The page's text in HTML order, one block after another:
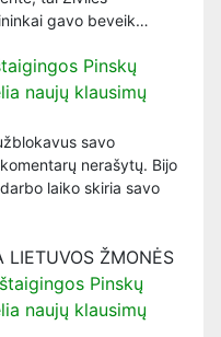
gavo beveik…
Pinskų
naujų klausimų
savo
nerašytų. Bijo
laiko skiria savo
LIETUVOS ŽMONĖS
Pinskų
naujų klausimų